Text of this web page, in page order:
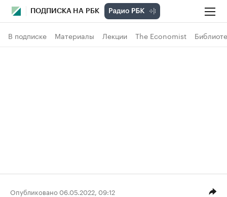
ПОДПИСКА НА РБК
В подписке Материалы Лекции The Economist
Опубликовано 06.05.2022, 09:12